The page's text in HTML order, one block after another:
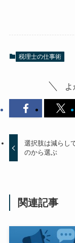
税理士の仕事術
選択肢は減らし
のから選ぶ
関連記事